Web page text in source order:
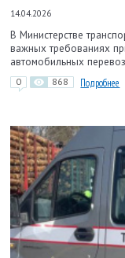
14.04.2026
В Министерстве
важных требованиях
автомобильных
0 868 Подробнее